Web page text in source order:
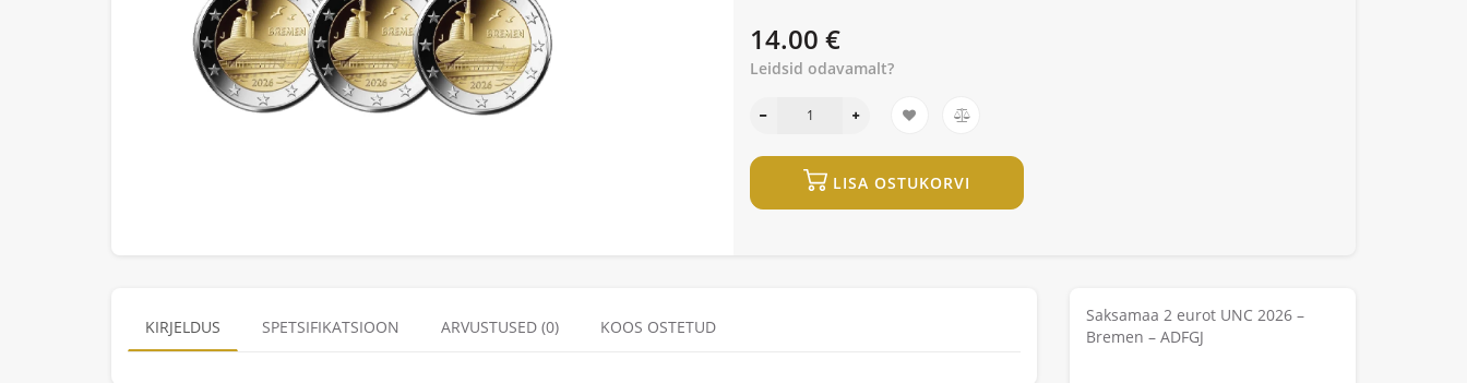
14.00 €
Leidsid odavamalt?
LISA OSTUKORVI
KIRJELDUS SPETSIFIKATSIOON ARVUSTUSED (0) KOOS OSTETUD
Saksamaa 2 eurot UNC 2026 –
Bremen – ADFGJ